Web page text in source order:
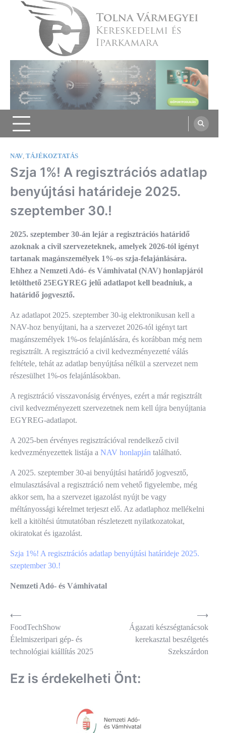
Tolna Vármegyei Kereskedelmi és
Iparkamara
NAV, TÁJÉKOZTATÁS
Szja 1%! A regisztrációs adatlap
benyújtási határideje 2025.
szeptember 30.!
2025. szeptember 30-án lejár a regisztrációs határidő
azoknak a civil szervezeteknek, amelyek 2026-tól igényt
tartanak magánszemélyek 1%-os szja-felajánlására.
Ehhez a Nemzeti Adó- és Vámhivatal (NAV) honlapjáról
letölthető 25EGYREG jelű adatlapot kell beadniuk, a
határidő jogvesztő.
Az adatlapot 2025. szeptember 30-ig elektronikusan kell a
NAV-hoz benyújtani, ha a szervezet 2026-tól igényt tart
magánszemélyek 1%-os felajánlására, és korábban még nem
regisztrált. A regisztráció a civil kedvezményezetté válás
feltétele, tehát az adatlap benyújtása nélkül a szervezet nem
részesülhet 1%-os felajánlásokban.
A regisztráció visszavonásig érvényes, ezért a már regisztrált
civil kedvezményezett szervezetnek nem kell újra benyújtania
EGYREG-adatlapot.
A 2025-ben érvényes regisztrációval rendelkező civil
kedvezményezettek listája a NAV honlapján található.
A 2025. szeptember 30-ai benyújtási határidő jogvesztő,
elmulasztásával a regisztráció nem vehető figyelembe, még
akkor sem, ha a szervezet igazolást nyújt be vagy
méltányossági kérelmet terjeszt elő. Az adatlaphoz mellékelni
kell a kitöltési útmutatóban részletezett nyilatkozatokat,
okiratokat és igazolást.
Szja 1%! A regisztrációs adatlap benyújtási határideje 2025.
szeptember 30.!
Nemzeti Adó- és Vámhivatal
Bejegyzés
navigáció
⟵
FoodTechShow
Élelmiszeripari gép- és
technológiai kiállítás 2025
Ágazati készségtanácsok
kerekasztal beszélgetés
Szekszárdon
⟶
Ez is érdekelheti Önt: